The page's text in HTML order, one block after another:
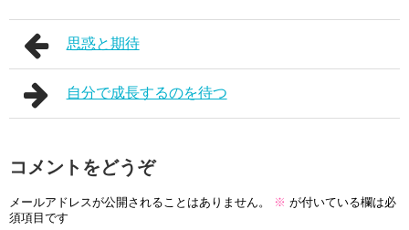
思惑と期待
自分で成長するのを待つ
コメントをどうぞ
メールアドレスが公開されることはありません。 ※ が付いている欄は必
須項目です